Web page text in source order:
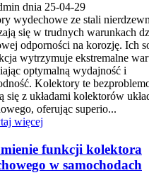
dnia 25-04-29
wydechowe ze stali
się w trudnych warunkach
odporności na korozję. Ich
wytrzymuje ekstremalne
optymalną wydajność i
Kolektory te
się z układami kolektorów
oferując superio...
więcej
funkcji kolektora
w samochodach